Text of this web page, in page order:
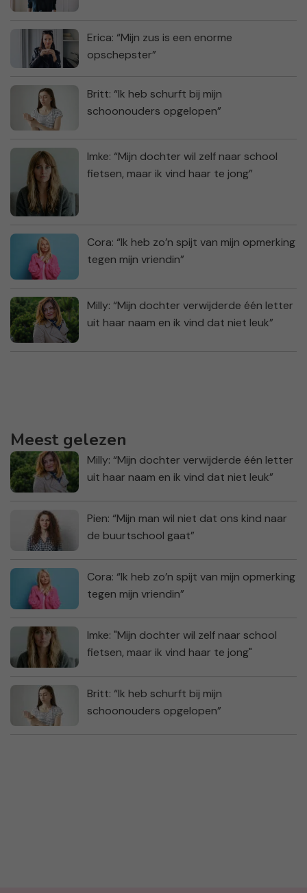
Erica: “Mijn zus is een enorme
opschepster”
Britt: “Ik heb schurft bij mijn
schoonouders opgelopen”
Imke: “Mijn dochter wil zelf naar school
fietsen, maar ik vind haar te jong”
Cora: “Ik heb zo’n spijt van mijn opmerking
tegen mijn vriendin”
Milly: “Mijn dochter verwijderde één letter
uit haar naam en ik vind dat niet leuk”
Meest gelezen
Milly: “Mijn dochter verwijderde één letter
uit haar naam en ik vind dat niet leuk”
Pien: “Mijn man wil niet dat ons kind naar
de buurtschool gaat”
Cora: “Ik heb zo’n spijt van mijn opmerking
tegen mijn vriendin”
Imke: "Mijn dochter wil zelf naar school
fietsen, maar ik vind haar te jong"
Britt: “Ik heb schurft bij mijn
schoonouders opgelopen”